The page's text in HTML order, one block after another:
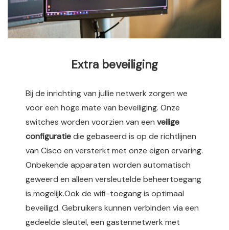
Extra beveiliging
Bij de inrichting van jullie netwerk zorgen we
voor een hoge mate van beveiliging. Onze
switches worden voorzien van een veilige
configuratiedie gebaseerd is op de richtlijnen
van Cisco en versterkt met onze eigen ervaring.
Onbekende apparaten worden automatisch
geweerd en alleen versleutelde beheertoegang
is mogelijk.Ook de wifi-toegang is optimaal
beveiligd. Gebruikers kunnen verbinden via een
gedeelde sleutel, een gastennetwerk met